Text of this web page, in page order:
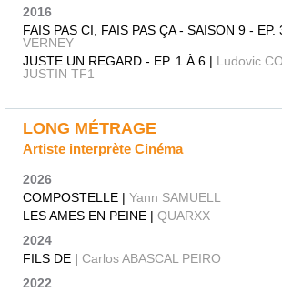
2016
FAIS PAS CI, FAIS PAS ÇA - SAISON 9 - EP.
VERNEY
JUSTE UN REGARD - EP. 1 À 6 | Ludovic
JUSTIN TF1
LONG MÉTRAGE
Artiste interprète Cinéma
2026
COMPOSTELLE | Yann SAMUELL
LES AMES EN PEINE | QUARXX
2024
FILS DE | Carlos ABASCAL PEIRO
2022